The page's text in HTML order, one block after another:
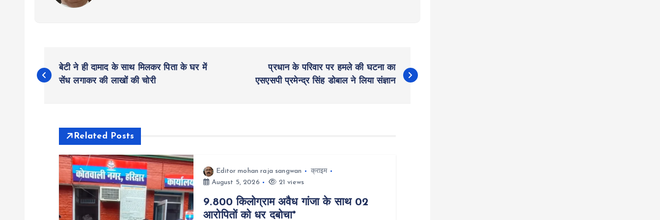
o
बेटी ने ही दामाद के साथ मिलकर पिता के घर में
सेंध लगाकर की लाखों की चोरी
प्रधान के परिवार पर हमले की घटना का
एसएसपी प्रमेन्द्र सिंह डोबाल ने लिया संज्ञान
Related Posts
Editor mohan raja sangwan
क्राइम
August 5, 2026
21 views
9.800 किलोग्राम अवैध गांजा के साथ 02
आरोपितों को धर दबोचा*